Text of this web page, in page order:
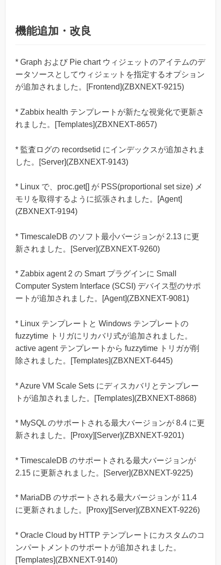
機能追加・改良
* Graph および Pie chart ウィジェットのアイテムのデ
ータソースとしてウィジェットを指定するオプション
が追加されました。[Frontend](ZBXNEXT-9215)
* Zabbix health テンプレートが新たな視覚化で更新さ
れました。[Templates](ZBXNEXT-8657)
* 監査ログの recordsetid にインデックスが追加されま
した。[Server](ZBXNEXT-9143)
* Linux で、proc.get[] が PSS(proportional set size) メ
モリを取得するように拡張されました。[Agent]
(ZBXNEXT-9194)
* TimescaleDB のソフト最小バージョンが 2.13 に更
新されました。[Server](ZBXNEXT-9260)
* Zabbix agent 2 の Smart プラグインに Small
Computer System Interface (SCSI) デバイス型のサポ
ートが追加されました。[Agent](ZBXNEXT-9081)
* Linux テンプレートと Windows テンプレートの
fuzzytime トリガにリカバリ式が追加されました。
active agent テンプレートから fuzzytime トリガが削
除されました。[Templates](ZBXNEXT-6445)
* Azure VM Scale Sets にディスカバリとテンプレー
トが追加されました。[Templates](ZBXNEXT-8868)
* MySQL のサポートされる最大バージョンが 8.4 に更
新されました。[Proxy][Server](ZBXNEXT-9201)
* TimescaleDB のサポートされる最大バージョンが
2.15 に更新されました。[Server](ZBXNEXT-9225)
* MariaDB のサポートされる最大バージョンが 11.4
に更新されました。[Proxy][Server](ZBXNEXT-9226)
* Oracle Cloud by HTTP テンプレートにカスタムのコ
ンパートメントのサポートが追加されました。
[Templates](ZBXNEXT-9140)